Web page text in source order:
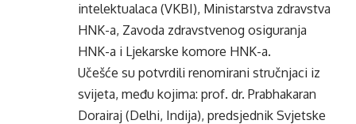
intelektualaca (VKBI), Ministarstva zdravstva
HNK-a, Zavoda zdravstvenog osiguranja
HNK-a i Ljekarske komore HNK-a.
Učešće su potvrdili renomirani stručnjaci iz
svijeta, među kojima: prof. dr. Prabhakaran
Dorairaj (Delhi, Indija), predsjednik Svjetske